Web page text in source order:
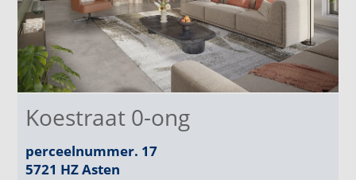
Koestraat 0-ong
perceelnummer. 17
5721 HZAsten